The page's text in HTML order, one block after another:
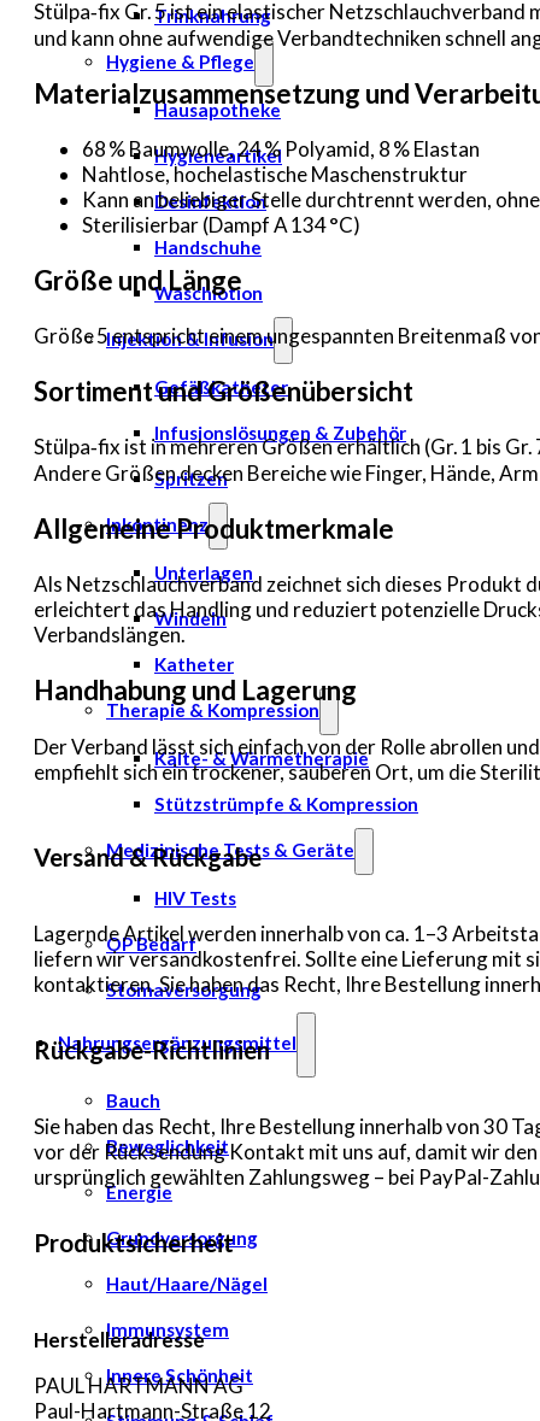
Trinknahrung
Hygiene & Pflege
Hausapotheke
Hygieneartikel
Desinfektion
Handschuhe
Waschlotion
Injektion & Infusion
Gefäßkatheter
Infusionslösungen & Zubehör
Spritzen
Inkontinenz
Unterlagen
Windeln
Katheter
Therapie & Kompression
Kälte- & Wärmetherapie
Stützstrümpfe & Kompression
Medizinische Tests & Geräte
HIV Tests
OP Bedarf
Stomaversorgung
Nahrungsergänzungsmittel
Bauch
Beweglichkeit
Energie
Grundversorgung
Haut/Haare/Nägel
Immunsystem
Innere Schönheit
Stülpa‑fix Gr. 5 ist ein elastischer
und kann ohne aufwendige Verbandtechniken schnell
Materialzusammensetzung und
68 % Baumwolle, 24 % Polyamid, 8 % Elastan
Nahtlose, hochelastische Maschenstruktur
Kann an beliebiger Stelle durchtrennt werden,
Sterilisierbar (Dampf A 134 °C)
Größe und Länge
Größe 5 entspricht einem ungespannten Breitenmaß
Sortiment und Größenübersicht
Stülpa‑fix ist in mehreren Größen erhältlich (Gr. 1 bis
Andere Größen decken Bereiche wie Finger, Hände,
Allgemeine Produktmerkmale
Als Netzschlauchverband zeichnet sich dieses
erleichtert das Handling und reduziert potenzielle
Verbandslängen.
Handhabung und Lagerung
Der Verband lässt sich einfach von der Rolle abrollen
empfiehlt sich ein trockener, sauberen Ort, um die
Versand & Rückgabe
Lagernde Artikel werden innerhalb von ca. 1–3
liefern wir versandkostenfrei. Sollte eine Lieferung mit
kontaktieren. Sie haben das Recht, Ihre Bestellung
Rückgabe-Richtlinien
Sie haben das Recht, Ihre Bestellung innerhalb von 30
vor der Rücksendung Kontakt mit uns auf, damit wir
ursprünglich gewählten Zahlungsweg – bei PayPal-
Produktsicherheit
Herstelleradresse
PAUL HARTMANN AG
Paul-Hartmann-Straße 12